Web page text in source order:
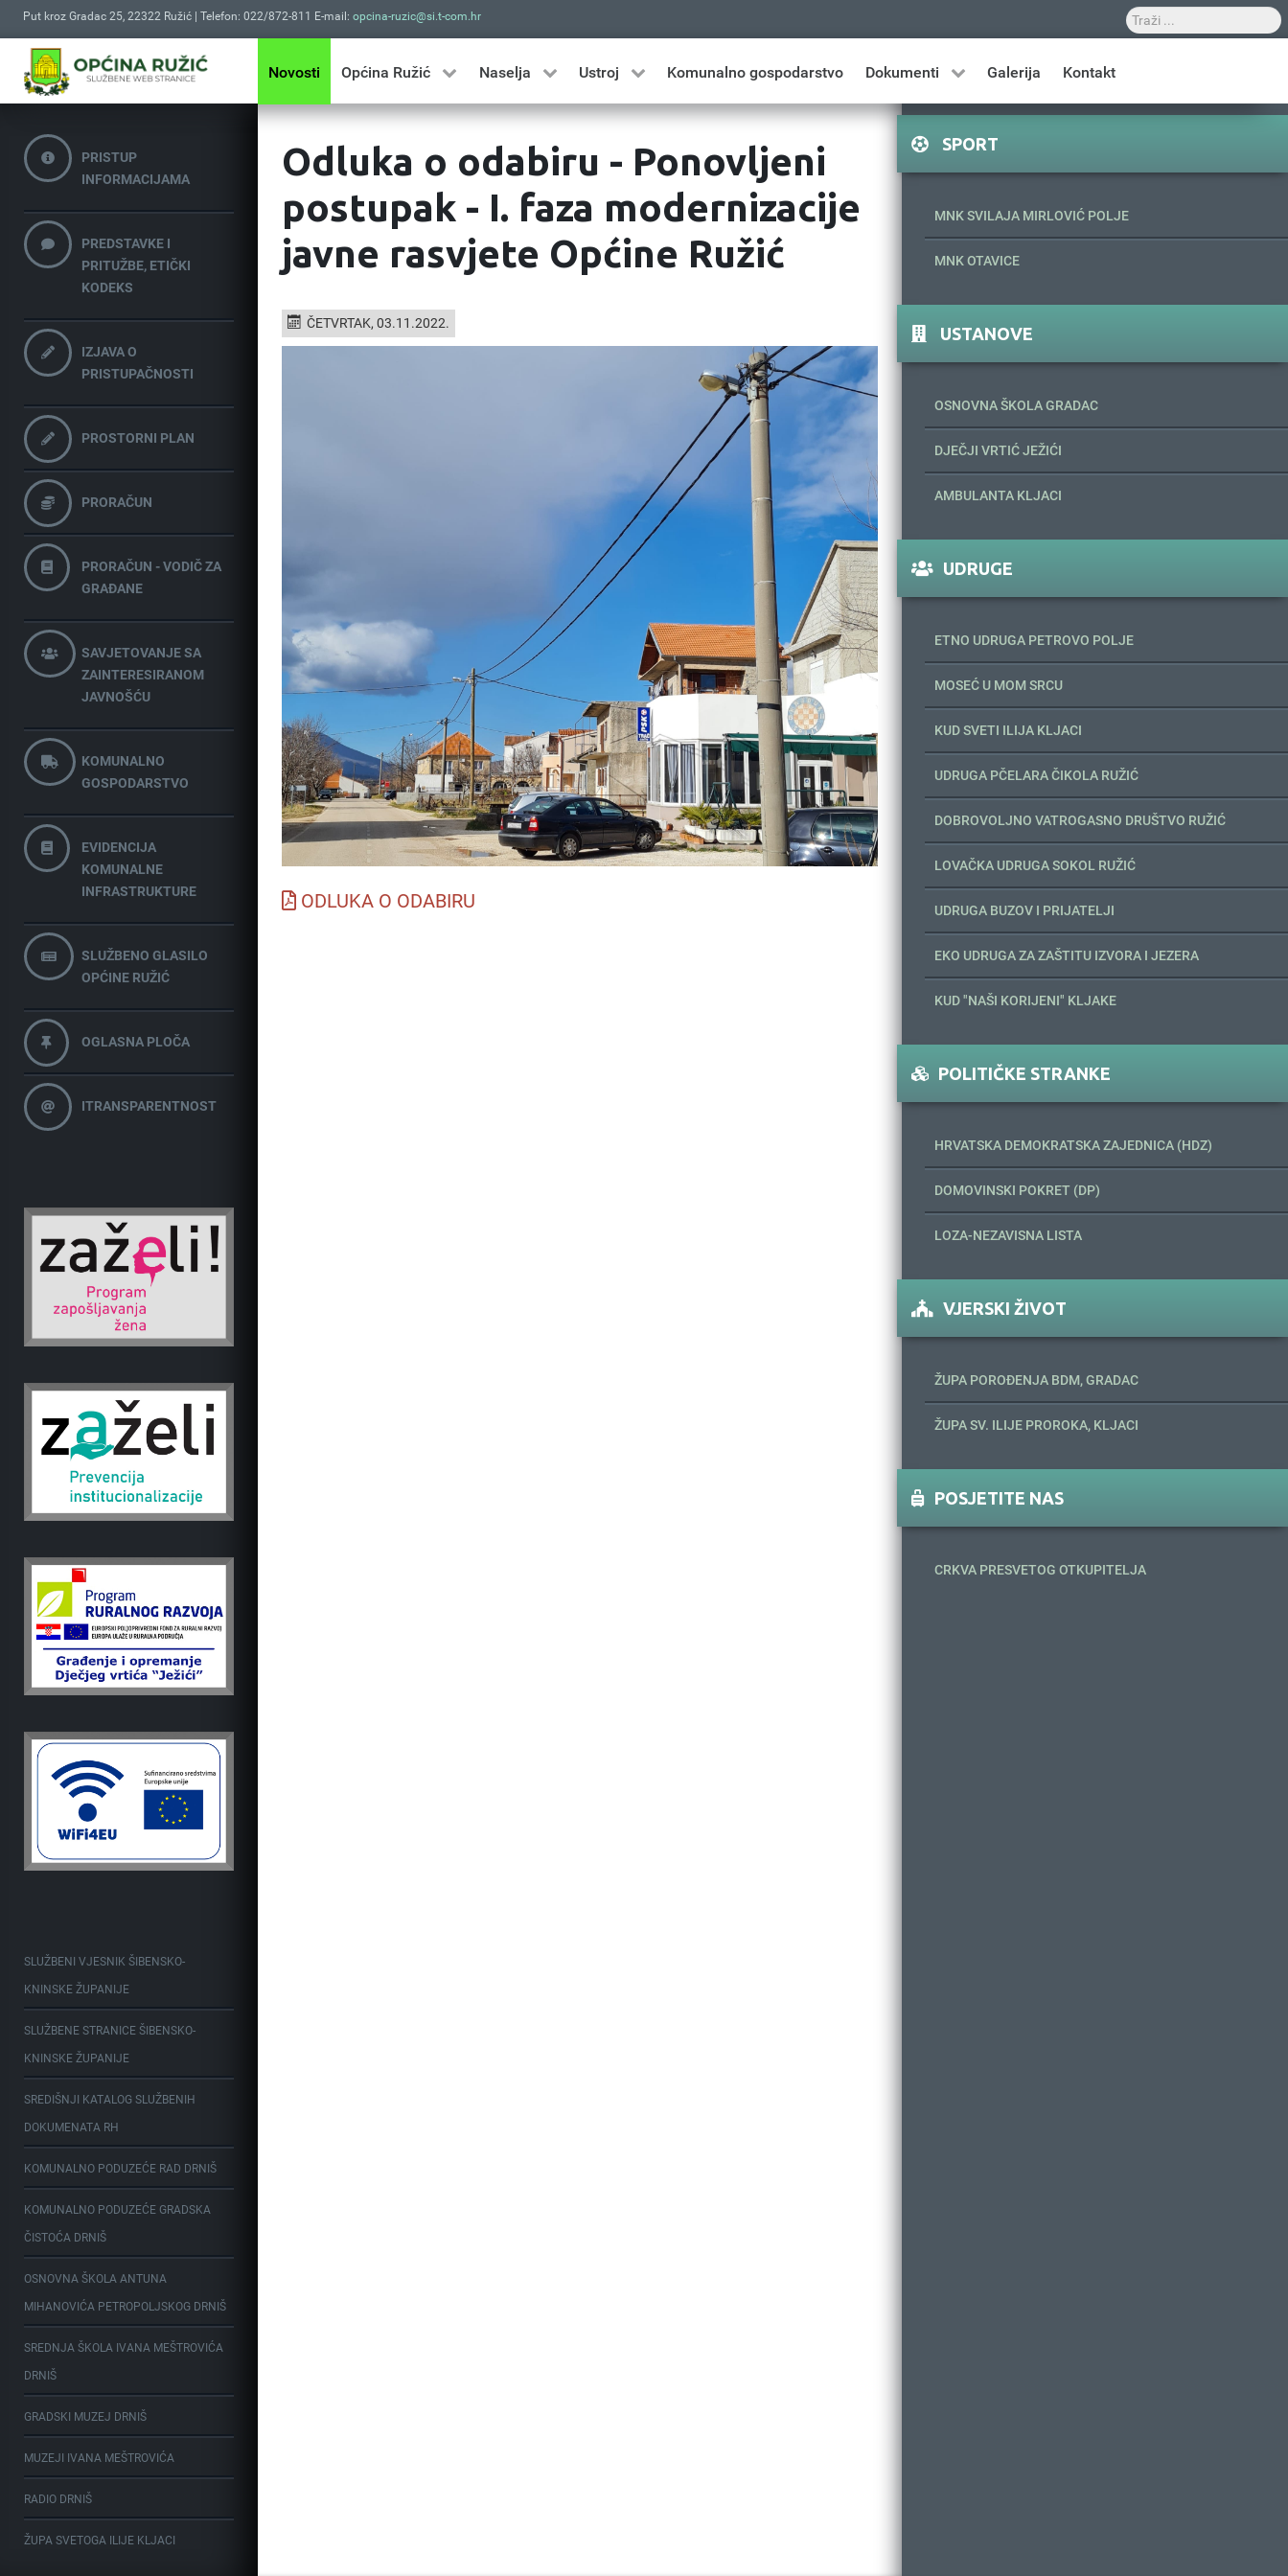
Put kroz Gradac 25, 22322 Ružić | Telefon: 022/872-811 E-mail: opcina-ruzic@si.t-com.hr
Novosti Općina Ružić Naselja Ustroj Komunalno gospodarstvo Dokumenti Galerija Kontakt
PRISTUP
INFORMACIJAMA
PREDSTAVKE I
PRITUŽBE, ETIČKI
KODEKS
IZJAVA O
PRISTUPAČNOSTI
PROSTORNI PLAN
PRORAČUN
PRORAČUN - VODIČ ZA
GRAĐANE
SAVJETOVANJE SA
ZAINTERESIRANOM
JAVNOŠĆU
KOMUNALNO
GOSPODARSTVO
EVIDENCIJA
KOMUNALNE
INFRASTRUKTURE
SLUŽBENO GLASILO
OPĆINE RUŽIĆ
OGLASNA PLOČA
ITRANSPARENTNOST
SLUŽBENI VJESNIK ŠIBENSKO-
KNINSKE ŽUPANIJE
SLUŽBENE STRANICE ŠIBENSKO-
KNINSKE ŽUPANIJE
SREDIŠNJI KATALOG SLUŽBENIH
DOKUMENATA RH
KOMUNALNO PODUZEĆE RAD DRNIŠ
KOMUNALNO PODUZEĆE GRADSKA
ČISTOĆA DRNIŠ
OSNOVNA ŠKOLA ANTUNA
MIHANOVIĆA PETROPOLJSKOG DRNIŠ
SREDNJA ŠKOLA IVANA MEŠTROVIĆA
DRNIŠ
GRADSKI MUZEJ DRNIŠ
MUZEJI IVANA MEŠTROVIĆA
RADIO DRNIŠ
ŽUPA SVETOGA ILIJE KLJACI
Odluka o odabiru - Ponovljeni
postupak - I. faza modernizacije
javne rasvjete Općine Ružić
ČETVRTAK, 03.11.2022.
ODLUKA O ODABIRU
SPORT
MNK SVILAJA MIRLOVIĆ POLJE
MNK OTAVICE
USTANOVE
OSNOVNA ŠKOLA GRADAC
DJEČJI VRTIĆ JEŽIĆI
AMBULANTA KLJACI
UDRUGE
ETNO UDRUGA PETROVO POLJE
MOSEĆ U MOM SRCU
KUD SVETI ILIJA KLJACI
UDRUGA PČELARA ČIKOLA RUŽIĆ
DOBROVOLJNO VATROGASNO DRUŠTVO RUŽIĆ
LOVAČKA UDRUGA SOKOL RUŽIĆ
UDRUGA BUZOV I PRIJATELJI
EKO UDRUGA ZA ZAŠTITU IZVORA I JEZERA
KUD "NAŠI KORIJENI" KLJAKE
POLITIČKE STRANKE
HRVATSKA DEMOKRATSKA ZAJEDNICA (HDZ)
DOMOVINSKI POKRET (DP)
LOZA-NEZAVISNA LISTA
VJERSKI ŽIVOT
ŽUPA POROĐENJA BDM, GRADAC
ŽUPA SV. ILIJE PROROKA, KLJACI
POSJETITE NAS
CRKVA PRESVETOG OTKUPITELJA